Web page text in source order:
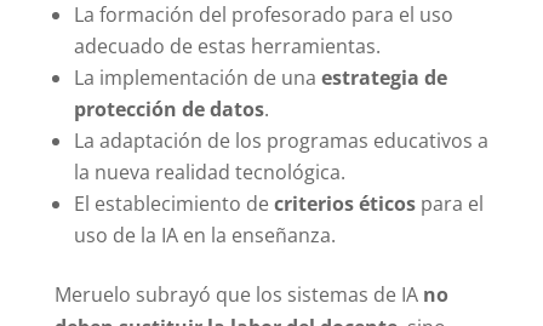
La formación del profesorado para el uso
adecuado de estas herramientas.
La implementación de una estrategia de
protección de datos.
La adaptación de los programas educativos a
la nueva realidad tecnológica.
El establecimiento decriterios éticospara el
uso de la IA en la enseñanza.
Meruelo subrayó que los sistemas de IA no